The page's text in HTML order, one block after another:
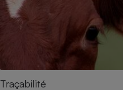
Traçabilité